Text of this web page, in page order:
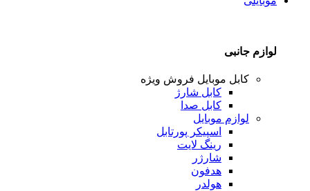
لوازم جانبی
کابل موبایل فروش ویژه
کابل شارژ
کابل صدا
لوازم موبایل
اسپیکر پورتابل
رینگ لایت
شارژر
هدفون
هولدر